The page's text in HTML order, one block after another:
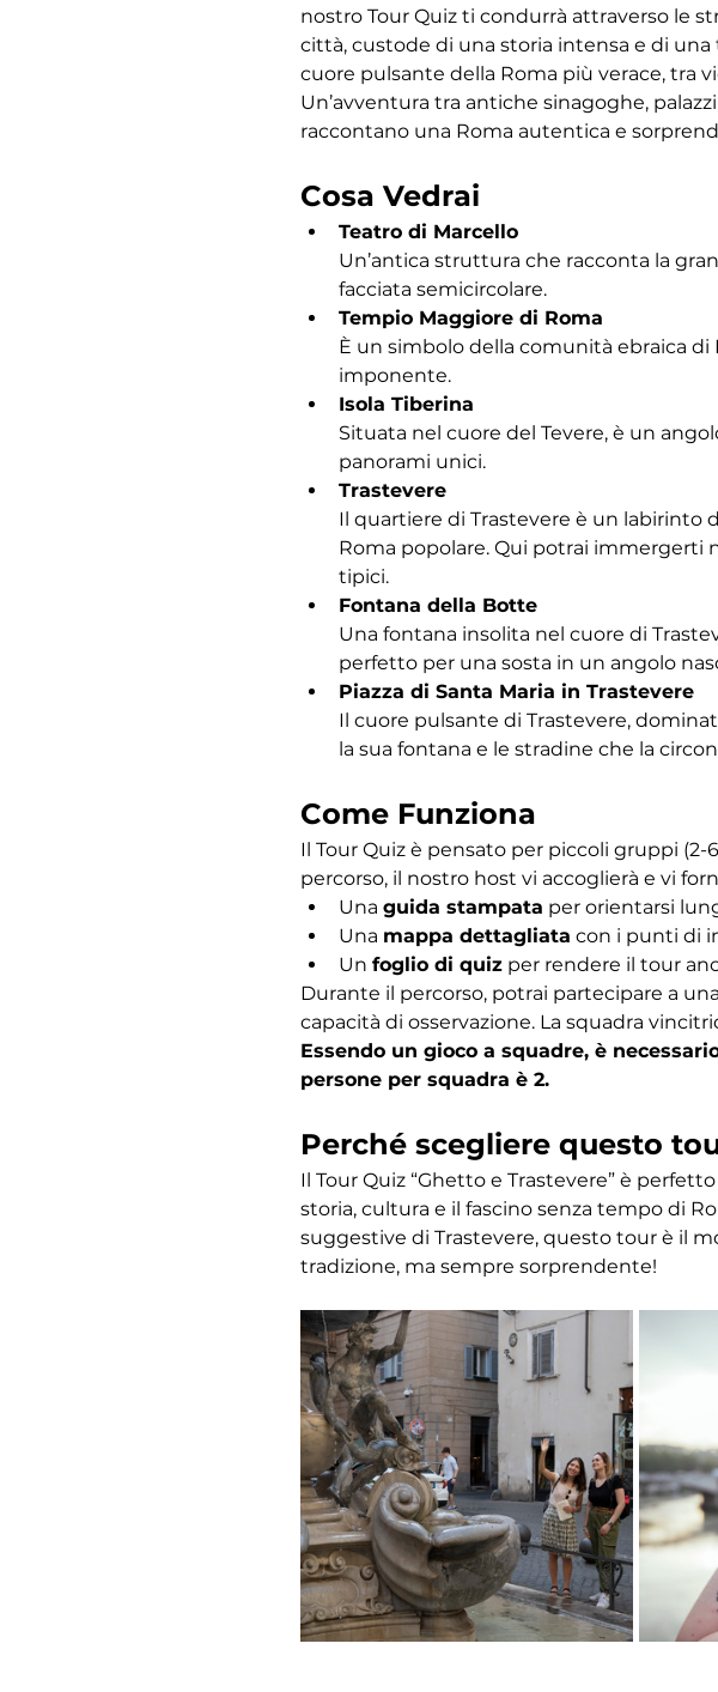
nostro Tour Quiz ti condurrà attraverso le
città, custode di una storia intensa e di
cuore pulsante della Roma più verace, tra
Un’avventura tra antiche sinagoghe,
raccontano una Roma autentica e
Cosa Vedrai
Teatro di Marcello
Un’antica struttura che racconta la
facciata semicircolare.
Tempio Maggiore di Roma
È un simbolo della comunità ebraica di
imponente.
Isola Tiberina
Situata nel cuore del Tevere, è un
panorami unici.
Trastevere
Il quartiere di Trastevere è un labirinto
Roma popolare. Qui potrai immergerti
tipici.
Fontana della Botte
Una fontana insolita nel cuore di
perfetto per una sosta in un angolo
Piazza di Santa Maria in Trastevere
Il cuore pulsante di Trastevere,
la sua fontana e le stradine che la
Come Funziona
Il Tour Quiz è pensato per piccoli gruppi
percorso, il nostro host vi accoglierà e vi
Una guida stampata per orientarsi
Una mappa dettagliata con i punti di
Un foglio di quiz per rendere il tour
Durante il percorso, potrai partecipare a
capacità di osservazione. La squadra
Essendo un gioco a squadre, è
persone per squadra è 2.
Perché scegliere questo
Il Tour Quiz “Ghetto e Trastevere” è
storia, cultura e il fascino senza tempo di
suggestive di Trastevere, questo tour è il
tradizione, ma sempre sorprendente!